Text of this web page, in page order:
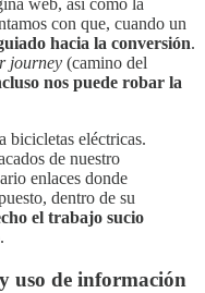
web, así como la
con que, cuando un
hacia la conversión.
journey (camino del
nos puede robar la
bicicletas eléctricas.
de nuestro
enlaces donde
dentro de su
el trabajo sucio
.
uso de información